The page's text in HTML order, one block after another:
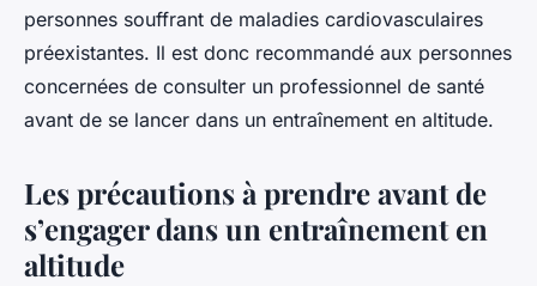
personnes souffrant de maladies cardiovasculaires
préexistantes. Il est donc recommandé aux personnes
concernées de consulter un professionnel de santé
avant de se lancer dans un entraînement en altitude.
Les précautions à prendre avant de
s’engager dans un entraînement en
altitude